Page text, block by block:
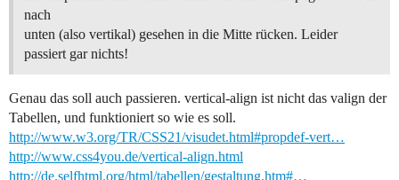
nach
unten (also vertikal) gesehen in die Mitte rücken. Leider
passiert gar nichts!
Genau das soll auch passieren. vertical-align ist nicht das valign der
Tabellen, und funktioniert so wie es soll.
http://www.w3.org/TR/CSS21/visudet.html#propdef-vert…
http://www.css4you.de/vertical-align.html
http://de.selfhtml.org/html/tabellen/gestaltung.htm#…